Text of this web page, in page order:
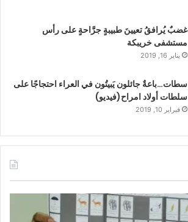
غضبٌ يُرافقُ تعيينَ طبيبةٍ جرَّاحةٍ على رأس
مستشفى خريبكة
يناير 16, 2019
سطات…باعةٌ جائلون يَبيتُون في العراء احتجاجًا على
سلطات أولاد امراح(فيديو)
فبراير 10, 2019